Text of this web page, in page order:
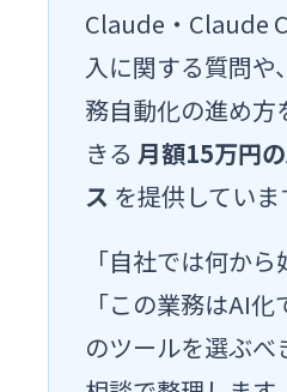
Claude・Claude
入に関する質問や
務自動化の進め方
きる 月額15万円
ス を提供していま
「自社では何から
「この業務はAI
のツールを選ぶべ